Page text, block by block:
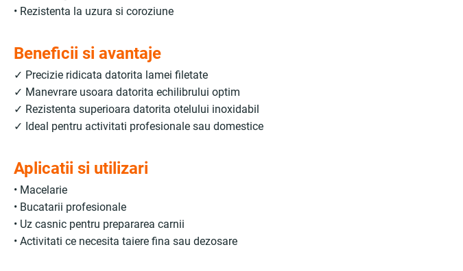
• Rezistenta la uzura si coroziune
Beneficii si avantaje
✓ Precizie ridicata datorita lamei filetate
✓ Manevrare usoara datorita echilibrului optim
✓ Rezistenta superioara datorita otelului inoxidabil
✓ Ideal pentru activitati profesionale sau domestice
Aplicatii si utilizari
• Macelarie
• Bucatarii profesionale
• Uz casnic pentru prepararea carnii
• Activitati ce necesita taiere fina sau dezosare